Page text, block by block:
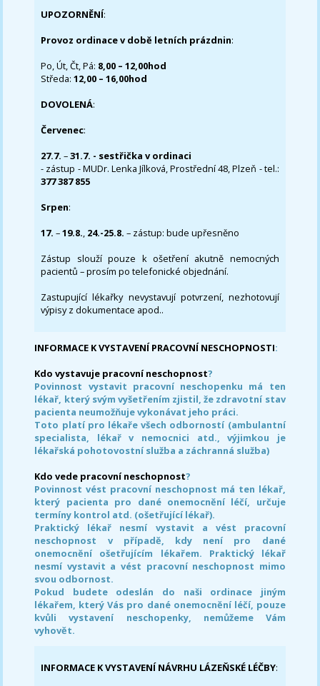
UPOZORNĚNÍ:
Provoz ordinace v době letních prázdnin:
Po, Út, Čt, Pá: 8,00 – 12,00hod
Středa:12,00 – 16,00hod
DOVOLENÁ:
Červenec:
27.7.–31.7. - sestřička v ordinaci
- zástup - MUDr. Lenka Jílková, Prostřední 48, Plzeň - tel.:
377 387 855
Srpen:
17. –19.8., 24.-25.8. – zástup: bude upřesněno
Zástup slouží pouze k ošetření akutně nemocných
pacientů – prosím po telefonické objednání.
Zastupující lékařky nevystavují potvrzení, nezhotovují
výpisy z dokumentace apod..
INFORMACE K VYSTAVENÍ PRACOVNÍ NESCHOPNOSTI:
Kdo vystavuje pracovní neschopnost?
Povinnost vystavit pracovní neschopenku má ten
lékař, který svým vyšetřením zjistil, že zdravotní stav
pacienta neumožňuje vykonávat jeho práci.
Toto platí pro lékaře všech odborností (ambulantní
specialista, lékař v nemocnici atd., výjimkou je
lékařská pohotovostní služba a záchranná služba)
Kdo vede pracovní neschopnost?
Povinnost vést pracovní neschopnost má ten lékař,
který pacienta pro dané onemocnění léčí, určuje
termíny kontrol atd. (ošetřující lékař).
Praktický lékař nesmí vystavit a vést pracovní
neschopnost v případě, kdy není pro dané
onemocnění ošetřujícím lékařem. Praktický lékař
nesmí vystavit a vést pracovní neschopnost mimo
svou odbornost.
Pokud budete odeslán do naši ordinace jiným
lékařem, který Vás pro dané onemocnění léčí, pouze
kvůli vystavení neschopenky, nemůžeme Vám
vyhovět.
INFORMACE K VYSTAVENÍ NÁVRHU LÁZEŇSKÉ LÉČBY: